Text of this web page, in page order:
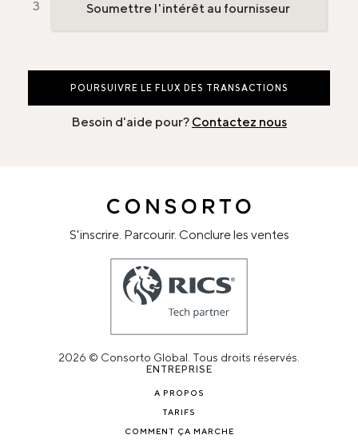
Soumettre l'intérêt au fournisseur
POURSUIVRE LE FLUX DES TRANSACTIONS
Besoin d'aide pour? Contactez nous
S'inscrire. Parcourir. Conclure les ventes
2026 © Consorto Global. Tous droits réservés.
ENTREPRISE
A PROPOS
TARIFS
COMMENT ÇA MARCHE